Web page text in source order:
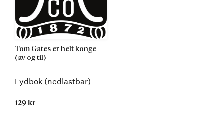
Tom Gates er helt konge
(av og til)
Lydbok (nedlastbar)
129 kr